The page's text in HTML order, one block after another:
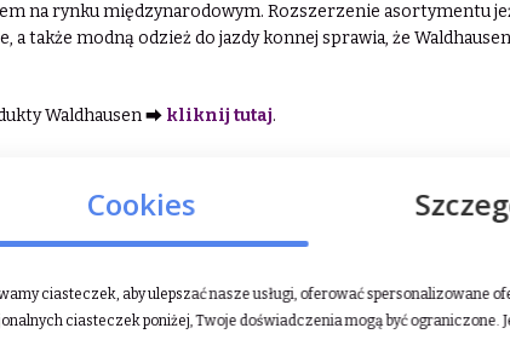
na rynku międzynarodowym. Rozszerzenie asortymentu
a także modną odzież do jazdy konnej sprawia, że
Waldhausen ⮕ kliknij tutaj.
Cookies
ciasteczek, aby ulepszać nasze usługi, oferować spersonalizowane
ciasteczek poniżej, Twoje doświadczenia mogą być